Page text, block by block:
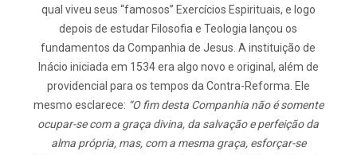
qual viveu seus “famosos” Exercícios Espirituais, e logo
depois de estudar Filosofia e Teologia lançou os
fundamentos da Companhia de Jesus. A instituição de
Inácio iniciada em 1534 era algo novo e original, além de
providencial para os tempos da Contra-Reforma. Ele
mesmo esclarece: “O fim desta Companhia não é somente
ocupar-se com a graça divina, da salvação e perfeição da
alma própria, mas, com a mesma graça, esforçar-se